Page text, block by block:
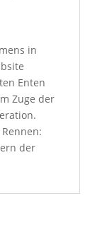
in
Enten
Zuge der
der